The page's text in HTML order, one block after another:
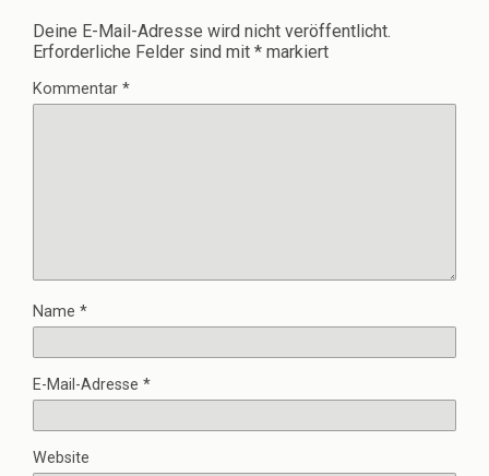
Deine E-Mail-Adresse wird nicht veröffentlicht.
Erforderliche Felder sind mit * markiert
Kommentar *
Name *
E-Mail-Adresse *
Website